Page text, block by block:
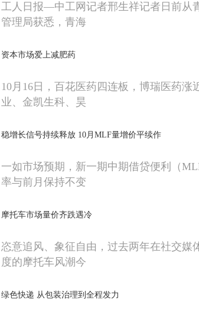
工人日报—中工网记者邢生祥记者日前从
管理局获悉，青海
资本市场爱上减肥药
10月16日，百花医药四连板，博瑞医药涨
业、金凯生科、昊
稳增长信号持续释放 10月MLF量增价平续作
一如市场预期，新一期中期借贷便利（
率与前月保持不变
摩托车市场量价齐跌遇冷
恣意追风、象征自由，过去两年在社交媒
度的摩托车风潮今
绿色快递 从包装治理到全程发力